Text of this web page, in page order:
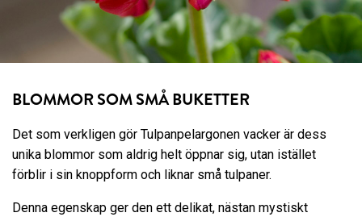
BLOMMOR SOM SMÅ BUKETTER
Det som verkligen gör Tulpanpelargonen vacker är dess
unika blommor som aldrig helt öppnar sig, utan istället
förblir i sin knoppform och liknar små tulpaner.
Denna egenskap ger den ett delikat, nästan mystiskt